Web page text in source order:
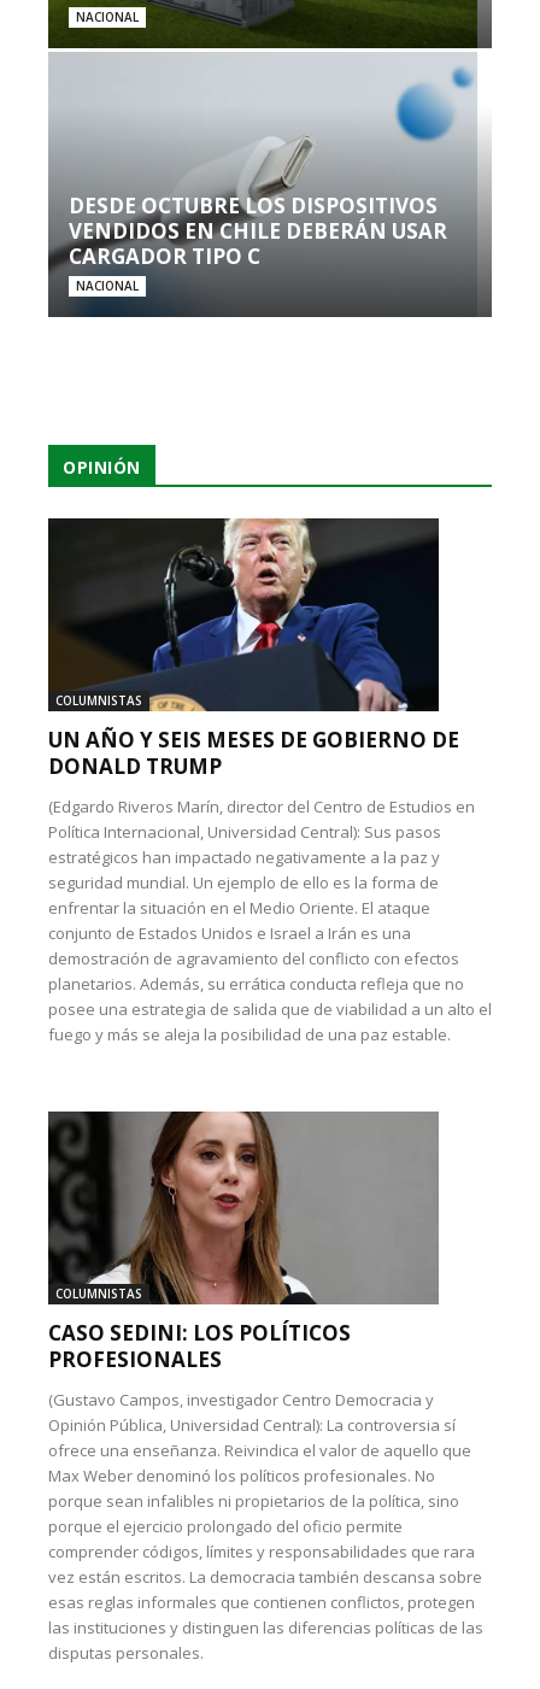
NACIONAL
DESDE OCTUBRE LOS DISPOSITIVOS
VENDIDOS EN CHILE DEBERÁN USAR
CARGADOR TIPO C
NACIONAL
OPINIÓN
COLUMNISTAS
UN AÑO Y SEIS MESES DE GOBIERNO DE
DONALD TRUMP
(Edgardo Riveros Marín, director del Centro de Estudios en
Política Internacional, Universidad Central): Sus pasos
estratégicos han impactado negativamente a la paz y
seguridad mundial. Un ejemplo de ello es la forma de
enfrentar la situación en el Medio Oriente. El ataque
conjunto de Estados Unidos e Israel a Irán es una
demostración de agravamiento del conflicto con efectos
planetarios. Además, su errática conducta refleja que no
posee una estrategia de salida que de viabilidad a un alto el
fuego y más se aleja la posibilidad de una paz estable.
COLUMNISTAS
CASO SEDINI: LOS POLÍTICOS
PROFESIONALES
(Gustavo Campos, investigador Centro Democracia y
Opinión Pública, Universidad Central): La controversia sí
ofrece una enseñanza. Reivindica el valor de aquello que
Max Weber denominó los políticos profesionales. No
porque sean infalibles ni propietarios de la política, sino
porque el ejercicio prolongado del oficio permite
comprender códigos, límites y responsabilidades que rara
vez están escritos. La democracia también descansa sobre
esas reglas informales que contienen conflictos, protegen
las instituciones y distinguen las diferencias políticas de las
disputas personales.